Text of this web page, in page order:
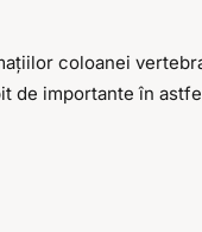
coloanei
de importante în